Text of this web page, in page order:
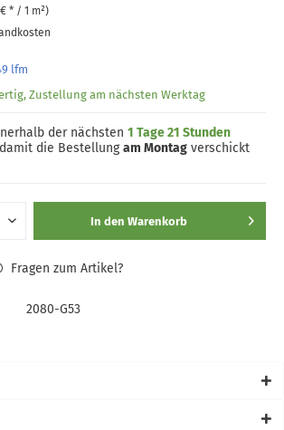
* / 1 m²)
lfm
Zustellung am nächsten Werktag
der nächsten 1 Tage 21 Stunden
damit die Bestellungam Montag verschickt
In den Warenkorb
Fragen zum Artikel?
2080-G53